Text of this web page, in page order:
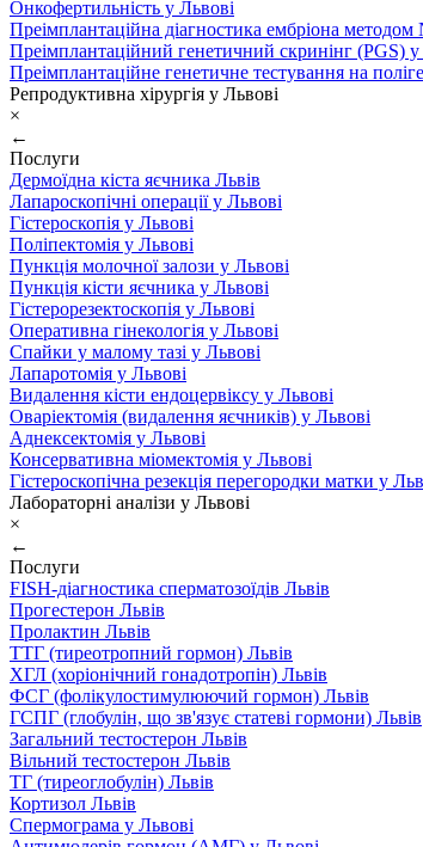
Онкофертильність у Львові
Преімплантаційна діагностика ембріона методом
Преімплантаційний генетичний скринінг (PGS) у
Преімплантаційне генетичне тестування на
Репродуктивна хірургія у Львові
×
←
Послуги
Дермоїдна кіста яєчника Львів
Лапароскопічні операції у Львові
Гістероскопія у Львові
Поліпектомія у Львові
Пункція молочної залози у Львові
Пункція кісти яєчника у Львові
Гістерорезектоскопія у Львові
Оперативна гінекологія у Львові
Спайки у малому тазі у Львові
Лапаротомія у Львові
Видалення кісти ендоцервіксу у Львові
Оваріектомія (видалення яєчників) у Львові
Аднексектомія у Львові
Консервативна міомектомія у Львові
Гістероскопічна резекція перегородки матки у
Лабораторні аналізи у Львові
×
←
Послуги
FISH-діагностика сперматозоїдів Львів
Прогестерон Львів
Пролактин Львів
ТТГ (тиреотропний гормон) Львів
ХГЛ (хоріонічний гонадотропін) Львів
ФСГ (фолікулостимулюючий гормон) Львів
ГСПГ (глобулін, що зв'язує статеві гормони) Львів
Загальний тестостерон Львів
Вільний тестостерон Львів
ТГ (тиреоглобулін) Львів
Кортизол Львів
Спермограма у Львові